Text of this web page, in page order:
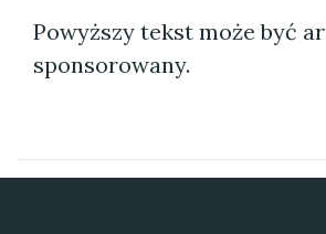
Powyższy tekst może być
sponsorowany.